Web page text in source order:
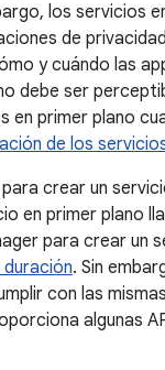
los servicios
de
y cuándo las
debe ser
en primer plano
de los
crear un
en primer plano
para crear un
. Sin
con las
algunas